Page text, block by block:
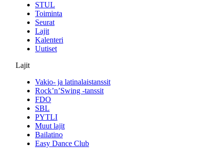
STUL
Toiminta
Seurat
Lajit
Kalenteri
Uutiset
Lajit
Vakio- ja latinalaistanssit
Rock’n’Swing -tanssit
FDO
SBL
PYTLI
Muut lajit
Bailatino
Easy Dance Club